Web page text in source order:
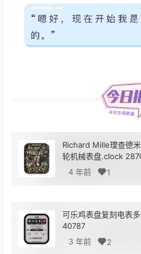
Richard Mille理查德
轮机械表盘.clock
4 年前
1
可乐鸡表盘复刻电表
40787
3 年前
2